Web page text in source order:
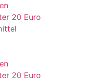
20 Euro
20 Euro